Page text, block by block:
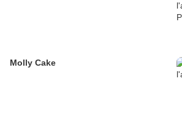
Molly Cake